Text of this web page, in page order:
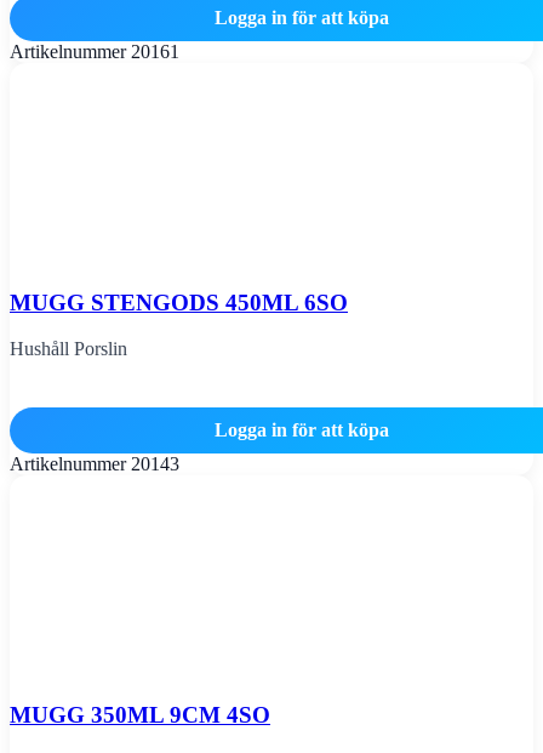
Logga in för att köpa
Artikelnummer 20161
MUGG STENGODS 450ML 6SO
Hushåll Porslin
Logga in för att köpa
Artikelnummer 20143
MUGG 350ML 9CM 4SO